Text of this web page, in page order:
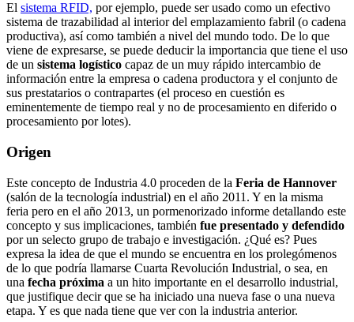
El sistema RFID, por ejemplo, puede ser usado como un efectivo
sistema de trazabilidad al interior del emplazamiento fabril (o cadena
productiva), así como también a nivel del mundo todo. De lo que
viene de expresarse, se puede deducir la importancia que tiene el uso
de un sistema logístico capaz de un muy rápido intercambio de
información entre la empresa o cadena productora y el conjunto de
sus prestatarios o contrapartes (el proceso en cuestión es
eminentemente de tiempo real y no de procesamiento en diferido o
procesamiento por lotes).
Origen
Este concepto de Industria 4.0 proceden de la Feria de Hannover
(salón de la tecnología industrial) en el año 2011.​ Y en la misma
feria pero en el año 2013, un pormenorizado informe detallando este
concepto y sus implicaciones, también fue presentado y defendido
por un selecto grupo de trabajo e investigación. ¿Qué es? Pues
expresa la idea de que el mundo se encuentra en los prolegómenos
de lo que podría llamarse Cuarta Revolución Industrial, o sea, en
una fecha próxima a un hito importante en el desarrollo industrial,
que justifique decir que se ha iniciado una nueva fase o una nueva
etapa. Y es que nada tiene que ver con la industria anterior.